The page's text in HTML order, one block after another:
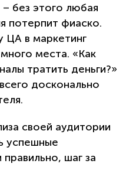
без этого любая
потерпит фиаско.
ЦА в маркетинг
места. «Как
тратить деньги?»
досконально
своей аудитории
успешные
шаг за